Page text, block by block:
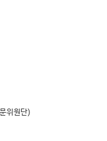
위원단)